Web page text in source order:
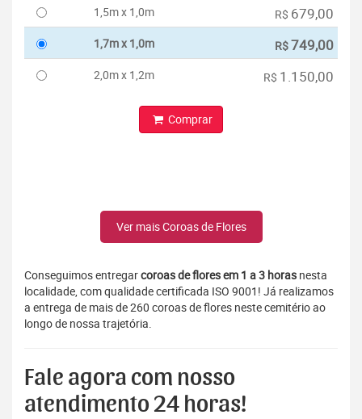
1,5m x 1,0m
R$ 679,00
1,7m x 1,0m R$749,00
2,0m x 1,2m R$ 1.150,00
Comprar
Ver mais Coroas de Flores
Conseguimos entregarcoroas de flores em 1 a 3 horas nesta
localidade, com qualidade certificada ISO 9001! Já realizamos
a entrega de mais de 260 coroas de flores neste cemitério ao
longo de nossa trajetória.
Fale agora com nosso
atendimento 24 horas!